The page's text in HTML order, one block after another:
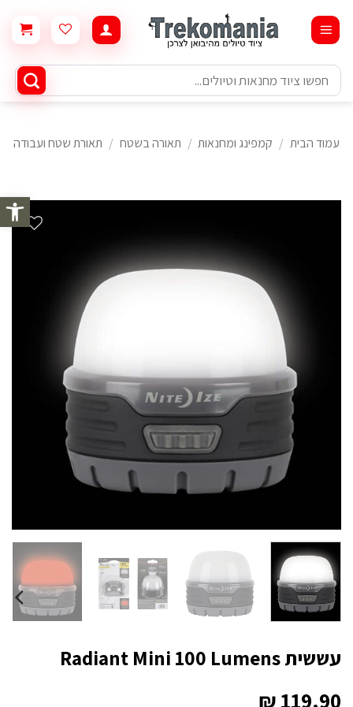
פתח
content
חיפוש
עבור:
עמוד הבית / קמפינג ומחנאות / תאורה בשטח / תאורת שטח ועבודה
עששית Radiant Mini 100 Lumens
₪119.90